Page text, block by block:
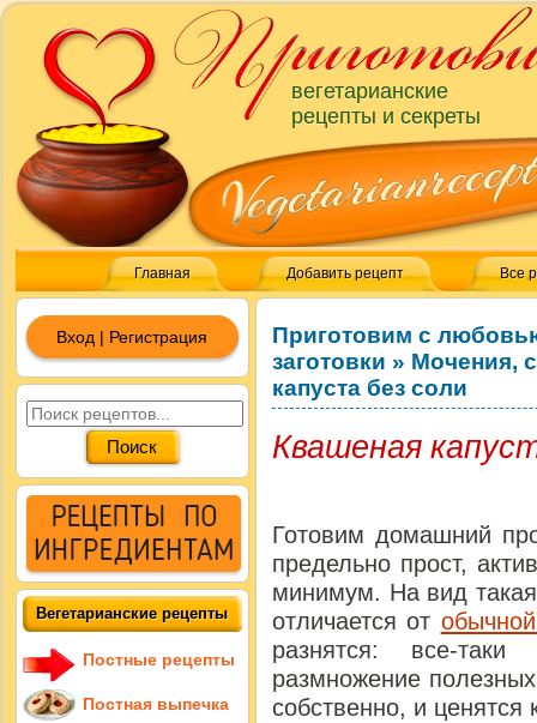
вегетарианские
рецепты и секреты
Главная Добавить рецепт Все
Приготовим с
заготовки » Мочения,
капуста без соли
Квашеная
Готовим домашний
предельно прост,
минимум. На вид
отличается от
разнятся: все-
размножение
собственно, и
Вход | Регистрация
Вегетарианские рецепты
Постные рецепты
Постная выпечка